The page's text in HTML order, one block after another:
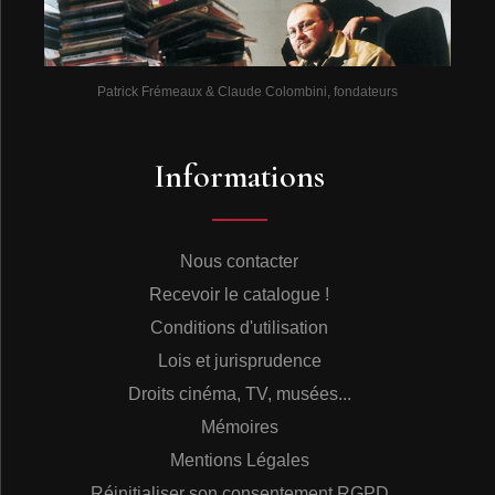
Patrick Frémeaux & Claude Colombini, fondateurs
Informations
Nous contacter
Recevoir le catalogue !
Conditions d'utilisation
Lois et jurisprudence
Droits cinéma, TV, musées...
Mémoires
Mentions Légales